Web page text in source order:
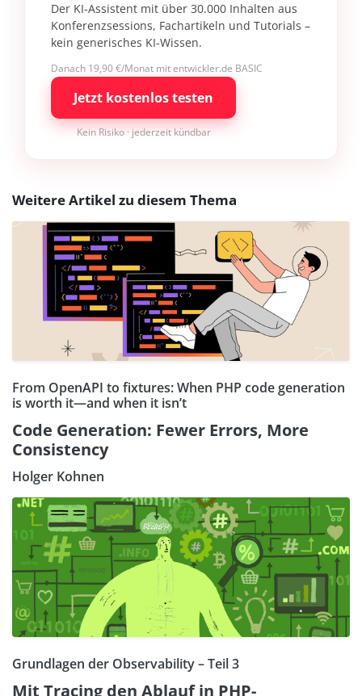
Der KI-Assistent mit über 30.000 Inhalten aus
Konferenzsessions, Fachartikeln und Tutorials –
kein generisches KI-Wissen.
Danach 19,90 €/Monat mit entwickler.de BASIC
Jetzt kostenlos testen
Kein Risiko · jederzeit kündbar
Weitere Artikel zu diesem Thema
From OpenAPI to fixtures: When PHP code generation
is worth it—and when it isn’t
Code Generation: Fewer Errors, More
Consistency
Holger Kohnen
Grundlagen der Observability – Teil 3
Mit Tracing den Ablauf in PHP-